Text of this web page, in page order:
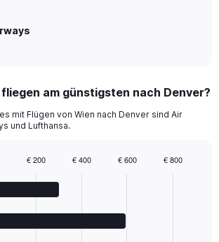
am günstigsten nach Denver?
mit Flügen von Wien nach Denver sind Air
und Lufthansa.
€ 200 € 400 € 600 € 800